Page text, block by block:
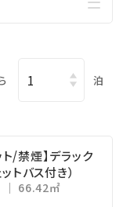
木曜日
メニューをご用
泊
/禁煙】デラック
トバス付き）
66.42㎡